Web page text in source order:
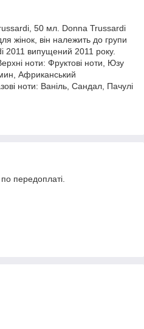
50 мл. Donna Trussardi
жінок, він належить до групи
2011 випущений 2011 року.
ноти: Фруктові ноти, Юзу
Африканський
ноти: Ваніль, Сандал, Пачулі
передоплаті.